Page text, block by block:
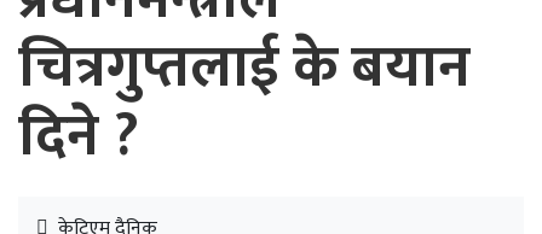
चित्रगुप्तलाई के बयान
दिने ?